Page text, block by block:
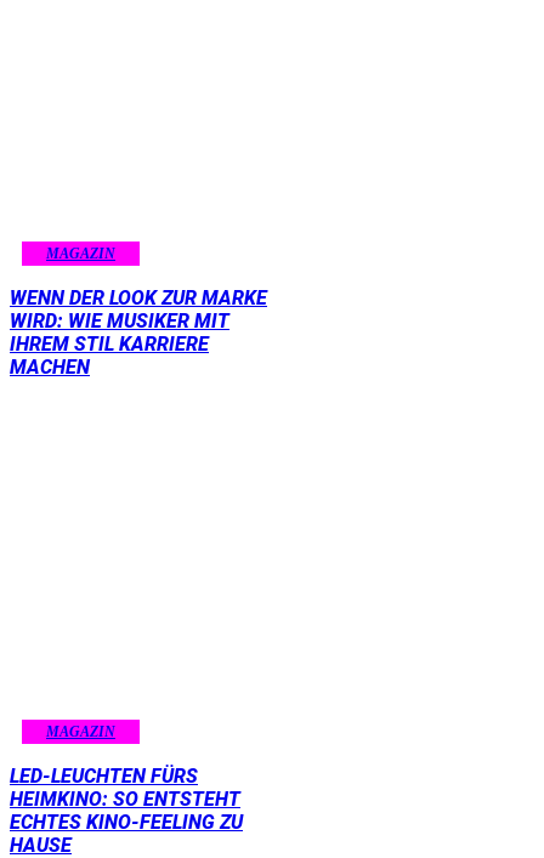
MAGAZIN
WENN DER LOOK ZUR MARKE
WIRD: WIE MUSIKER MIT
IHREM STIL KARRIERE
MACHEN
MAGAZIN
LED-LEUCHTEN FÜRS
HEIMKINO: SO ENTSTEHT
ECHTES KINO-FEELING ZU
HAUSE